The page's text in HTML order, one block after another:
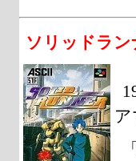
ソリッドラン